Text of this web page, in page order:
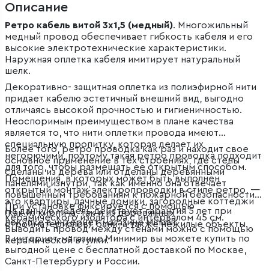
Описание
Ретро кабель витой 3х1,5 (медный). Многожильный
медный провод обеспечивает гибкость кабеля и его
высокие электротехнические характеристики.
Наружная оплетка кабеля имитирует натуральный
шелк.
Декоративно- защитная оплетка из полиэфирной нити
придает кабелю эстетичный внешний вид, выгодно
отличаясь высокой прочностью и гигиеничностью.
Неоспоримым преимуществом в плане качества
является то, что нити оплетки провода имеют
специальную пропитку, которая делает их
негорючими, поэтому такая ретро проводка подходит
для того, чтобы размещать ее открытым способом.
Помещения, в которых может быть выполнен
открытый монтаж электропроводки в стиле ретро, —
это квартиры, дачные домики, загородные коттеджи
(как из кирпича, так и из деревянных
стройматериалов), бани, а также нежилые объекты.
Более того, ретро проводка как раз и находит свое
основное применение в тех строениях, где стены
сделаны из дерева или отделаны деревянными
панелями изнутри, так как именно она отвечает
повышенным требованиям к пожарной безопасности.
При установке фиксируется с помощью
керамического изолятора с интервалом 45 см.
Выводить провод между стенами можно с помощью
керамической втулки.
На данную модель действует гарантия 5 лет при
покупке в интернет-магазине Minimir.
В интернет-магазине Минимир вы можете купить по
выгодной цене с бесплатной доставкой по Москве,
Санкт-Петербургу и России.